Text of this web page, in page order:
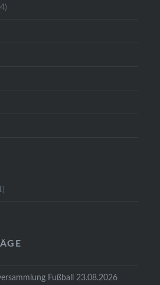
Fußball 23.08.2026